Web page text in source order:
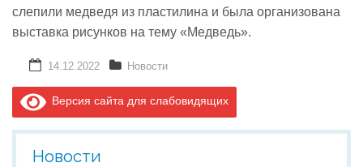
слепили медведя из пластилина и была организована
выставка рисунков на тему «Медведь».
14.12.2022 Новости
Версия сайта для слабовидящих
Новости